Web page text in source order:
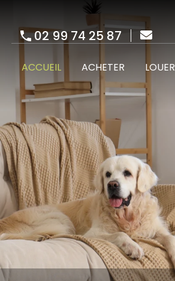
ACHETER LOUER ESTIMER
ACCUEIL ACHETER LOUER
02 99 74 25 87